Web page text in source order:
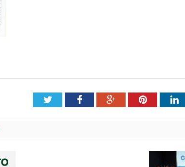
TwitterFacebookGoogle+Pinterest